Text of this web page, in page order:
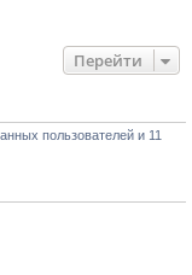
Перейти
пользователей и 11